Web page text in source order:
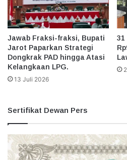
Jawab Fraksi-fraksi, Bupati
Jarot Paparkan Strategi
Dongkrak PAD hingga Atasi
Kelangkaan LPG.
13 Juli 2026
31
Sertifikat Dewan Pers